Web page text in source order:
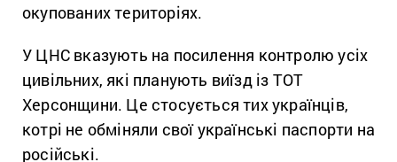
окупованих територіях.
У ЦНС вказують на посилення контролю усіх
цивільних, які планують виїзд із ТОТ
Херсонщини. Це стосується тих українців,
котрі не обміняли свої українські паспорти на
російські.